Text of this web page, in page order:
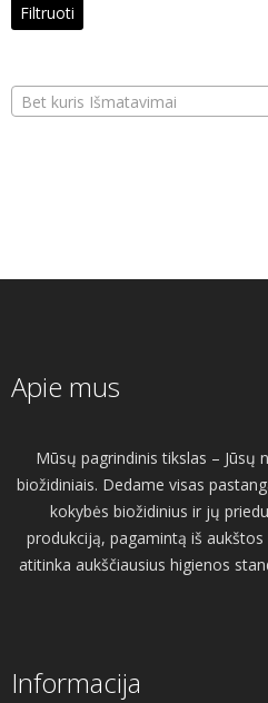
Filtruoti
Bet kuris Išmatavimai
Apie mus
Mūsų pagrindinis tikslas – Jūsų
biožidiniais. Dedame visas
kokybės biožidinius ir jų
produkciją, pagamintą iš
atitinka aukščiausius higienos
Informacija